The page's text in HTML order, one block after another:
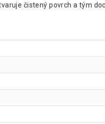
čistený povrch a tým